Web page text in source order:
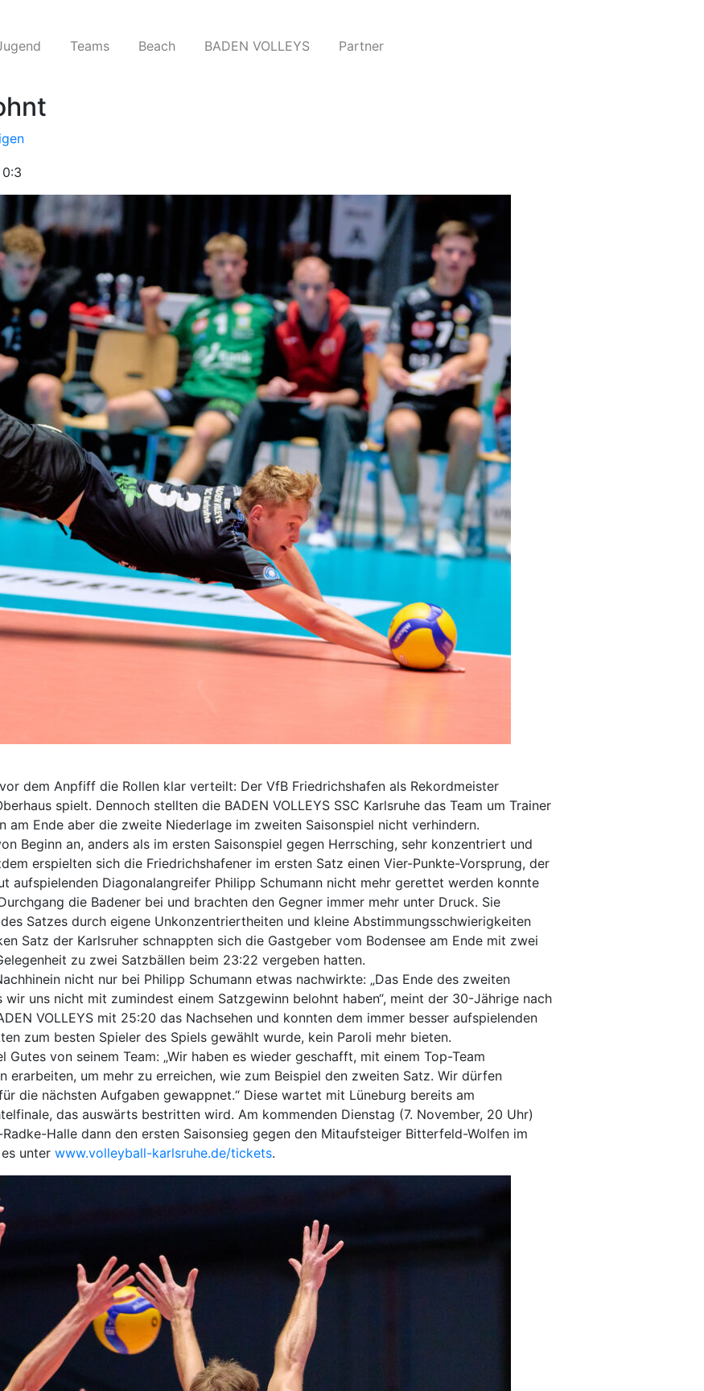
Teams​ Beach BADEN VOLLEYS Partner
dem Anpfiff die Rollen klar verteilt: Der VfB Friedrichshafen als Rekordmeister
spielt. Dennoch stellten die BADEN VOLLEYS SSC Karlsruhe das Team um Trainer
Ende aber die zweite Niederlage im zweiten Saisonspiel nicht verhindern.
Beginn an, anders als im ersten Saisonspiel gegen Herrsching, sehr konzentriert und
erspielten sich die Friedrichshafener im ersten Satz einen Vier-Punkte-Vorsprung, der
aufspielenden Diagonalangreifer Philipp Schumann nicht mehr gerettet werden konnte
die Badener bei und brachten den Gegner immer mehr unter Druck. Sie
Satzes durch eigene Unkonzentriertheiten und kleine Abstimmungsschwierigkeiten
Satz der Karlsruher schnappten sich die Gastgeber vom Bodensee am Ende mit zwei
zu zwei Satzbällen beim 23:22 vergeben hatten.
nicht nur bei Philipp Schumann etwas nachwirkte: „Das Ende des zweiten
uns nicht mit zumindest einem Satzgewinn belohnt haben“, meint der 30-Jährige nach
VOLLEYS mit 25:20 das Nachsehen und konnten dem immer besser aufspielenden
zum besten Spieler des Spiels gewählt wurde, kein Paroli mehr bieten.
von seinem Team: „Wir haben es wieder geschafft, mit einem Top-Team
erarbeiten, um mehr zu erreichen, wie zum Beispiel den zweiten Satz. Wir dürfen
die nächsten Aufgaben gewappnet.“ Diese wartet mit Lüneburg bereits am
das auswärts bestritten wird. Am kommenden Dienstag (7. November, 20 Uhr)
Halle dann den ersten Saisonsieg gegen den Mitaufsteiger Bitterfeld-Wolfen im
unter www.volleyball-karlsruhe.de/tickets.